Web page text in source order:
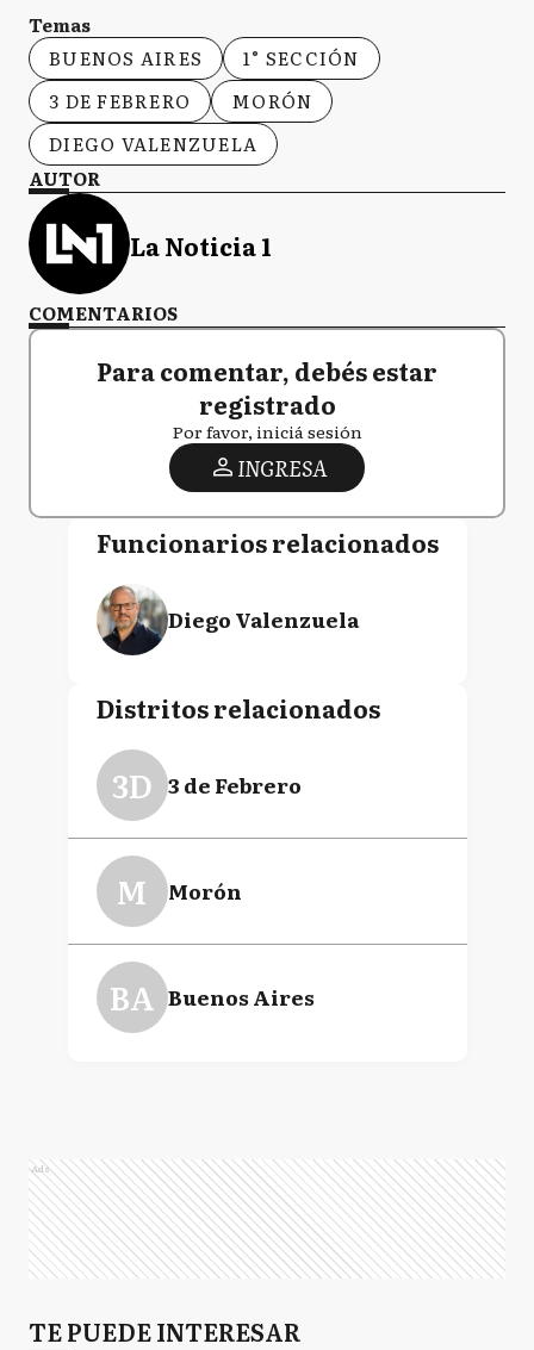
Temas
BUENOS AIRES
1° SECCIÓN
3 DE FEBRERO
MORÓN
DIEGO VALENZUELA
AUTOR
La Noticia 1
COMENTARIOS
Para comentar, debés estar
registrado
Por favor, iniciá sesión
INGRESA
Funcionarios relacionados
Diego Valenzuela
Distritos relacionados
3D 3 de Febrero
M Morón
BA Buenos Aires
Ads
TE PUEDE INTERESAR